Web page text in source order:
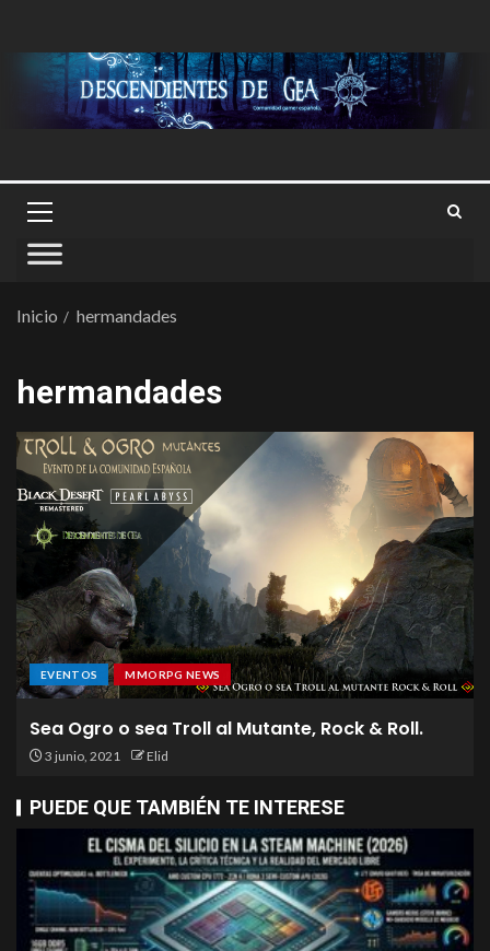
Inicio hermandades
hermandades
EVENTOS MMORPG NEWS
Sea Ogro o sea Troll al Mutante, Rock & Roll.
3 junio, 2021 Elid
PUEDE QUE TAMBIÉN TE INTERESE